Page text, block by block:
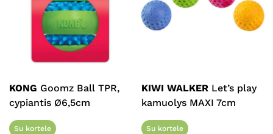
KONG Goomz Ball TPR,
cypiantis Ø6,5cm
Su kortele
KIWI WALKER Let’s play
kamuolys MAXI 7cm
Su kortele